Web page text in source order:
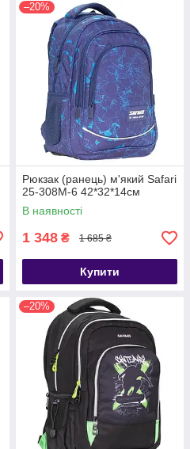
–20%
Рюкзак (ранець) м'який Safari
25-308M-6 42*32*14см
В наявності
1 348 ₴ 1 685 ₴
Купити
–20%